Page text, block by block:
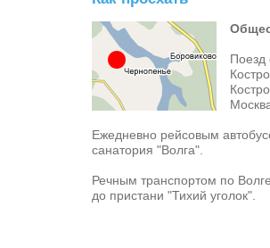
Поезд
Ежедневно рейсовым
санатория "Волга"
Речным транспортом по
до пристани "Тихий уголок".